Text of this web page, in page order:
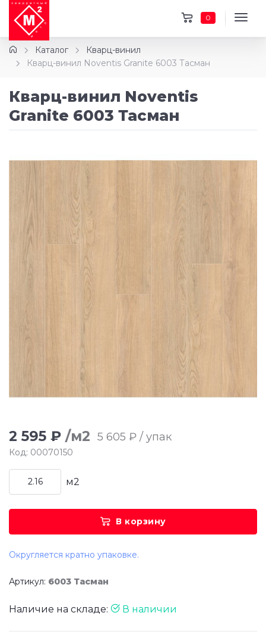
0
Каталог
Кварц-винил
Кварц-винил Noventis Granite 6003 Тасман
Кварц-винил Noventis
Granite 6003 Тасман
2 595 ₽ /м2 5 605 ₽ / упак
Код: 00070150
м2
В корзину
Округляется кратно упаковке.
Артикул: 6003 Тасман
Наличие на складе: В наличии